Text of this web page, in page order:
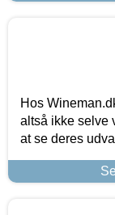
Hos
altså ikke selve
at se deres